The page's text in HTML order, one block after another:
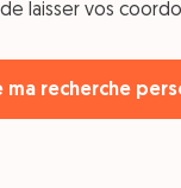
de laisser vos
ma recherche